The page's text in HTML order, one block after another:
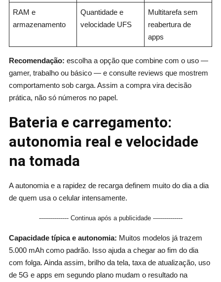
RAM e
armazenamento
Quantidade e
velocidade UFS
Multitarefa sem
reabertura de
apps
Recomendação: escolha a opção que combine com o uso —
gamer, trabalho ou básico — e consulte reviews que mostrem
comportamento sob carga. Assim a compra vira decisão
prática, não só números no papel.
Bateria e carregamento:
autonomia real e velocidade
na tomada
A autonomia e a rapidez de recarga definem muito do dia a dia
de quem usa o celular intensamente.
--------------- Continua após a publicidade ---------------
Capacidade típica e autonomia: Muitos modelos já trazem
5.000 mAh como padrão. Isso ajuda a chegar ao fim do dia
com folga. Ainda assim, brilho da tela, taxa de atualização, uso
de 5G e apps em segundo plano mudam o resultado na